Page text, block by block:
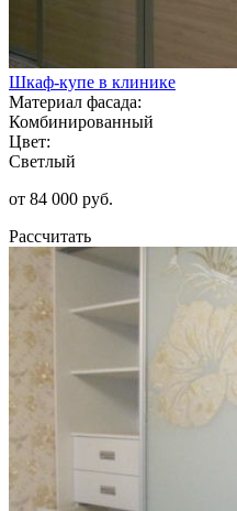
Шкаф-купе в клинике
Материал фасада:
Комбинированный
Цвет:
Светлый
от 84 000 руб.
Рассчитать